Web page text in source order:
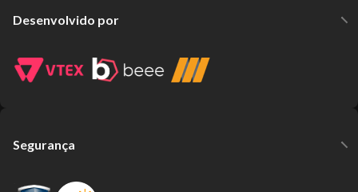
Desenvolvido por
Segurança